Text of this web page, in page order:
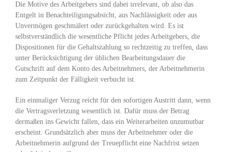
Die Motive des Arbeitgebers sind dabei irrelevant, ob also das
Entgelt in Benachteiligungsabsicht, aus Nachlässigkeit oder aus
Unvermögen geschmälert oder zurückgehalten wird. Es ist
selbstverständlich die wesentliche Pflicht jedes Arbeitgebers, die
Dispositionen für die Gehaltszahlung so rechtzeitig zu treffen, dass
unter Berücksichtigung der üblichen Bearbeitungsdauer die
Gutschrift auf dem Konto des Arbeitnehmers, der Arbeitnehmerin
zum Zeitpunkt der Fälligkeit verbucht ist.
Ein einmaliger Verzug reicht für den sofortigen Austritt dann, wenn
die Vertragsverletzung wesentlich ist. Dafür muss der Betrag
dermaßen ins Gewicht fallen, dass ein Weiterarbeiten unzumutbar
erscheint. Grundsätzlich aber muss der Arbeitnehmer oder die
Arbeitnehmerin aufgrund der Treuepflicht eine Nachfrist setzen